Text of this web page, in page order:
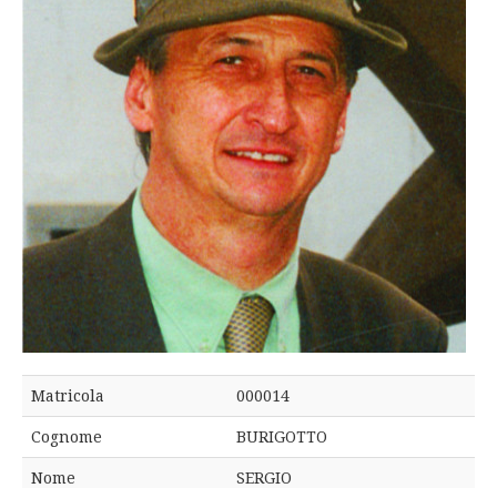
Matricola 000014
Cognome BURIGOTTO
Nome SERGIO